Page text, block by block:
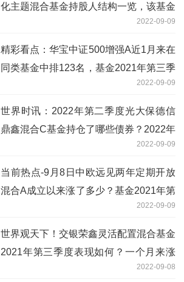
化主题混合基金持股人结构一览，该基金
2022-09-09
精彩看点：华宝中证500增强A近1月来在
同类基金中排123名，基金2021年第三季
2022-09-09
世界时讯：2022年第二季度光大保德信
鼎鑫混合C基金持仓了哪些债券？2022年
第二季度基金主要卖出哪些股票？2022-09-09
当前热点-9月8日中欧远见两年定期开放
混合A成立以来涨了多少？基金2021年第
2022-09-09
世界观天下！交银荣鑫灵活配置混合基金
2021年第三季度表现如何？一个月来涨
2022-09-08